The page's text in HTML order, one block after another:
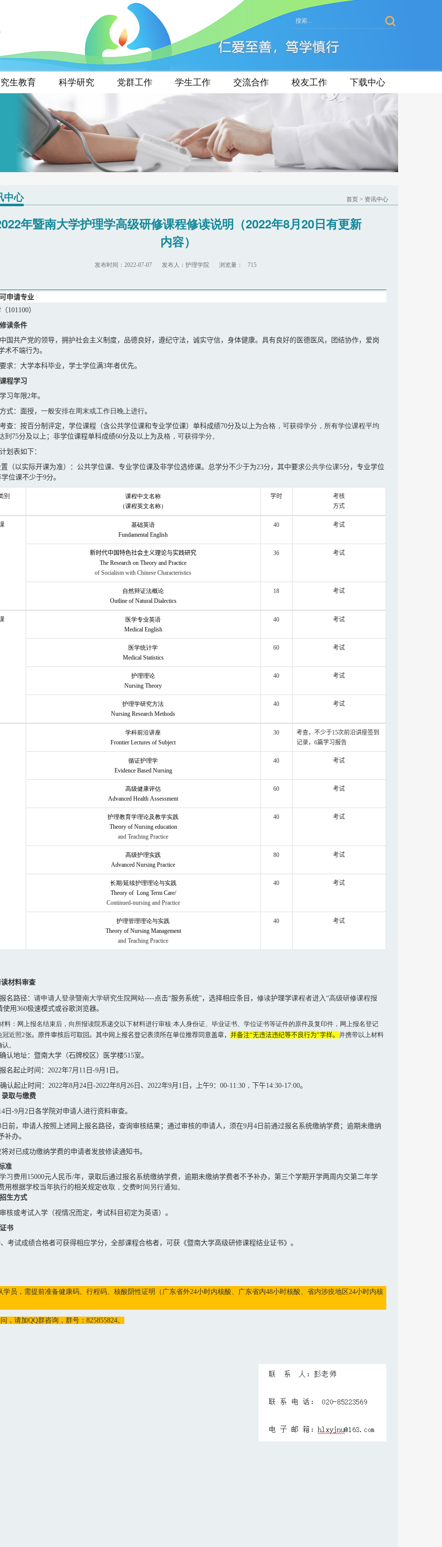
生教育 科学研究 党群工作 学生工作 交流合作 校友工作 下载中心
中心 首页> 资讯中心
年暨南大学护理学高级研修课程修读说明（2022年8月20日有更新
内容）
发布时间：2022-07-07 发布人：护理学院 浏览量： 715
申请专业
101100）
修读条件
国共产党的领导，拥护社会主义制度，品德良好，遵纪守法，诚实守信，身体健康。具有良好的医德医风，团结协作，爱岗
术不端行为。
求：大学本科毕业， 学士学位满3年者优先。
程学习
习年限2年。
式： 面授， 一般安排在周末或工作日晚上进行。
查：按百分制评定，学位课程（含公共学位课和专业学位课）单科成绩70分及以上为合格，可获得学分，所有学位课程平均
到 75分及以上；非学位课程单科成绩60分及以上为及格，可获得学分。
划表如下：
（以实际开课为准）：公共学位课、专业学位课及非学位选修课。总学分不少于为23分，其中要求公共学位课5分，专业学位
位课不少于9分。
别
课程中文名称
（课程英文名称）
学时
考核
方式
基础英语
Fundamental English
40 考试
新时代中国特色社会主义理论与实践研究
The Research on Theory and Practice
of Socialism with Chinese Characteristics
36 考试
自然辩证法概论
Outline of Natural Dialectics
18 考试
医学专业英语
Medical English
40 考试
医学统计学
Medical Statistics
60 考试
护理理论
Nursing Theory
40 考试
护理学研究方法
Nursing Research Methods
40 考试
学科前沿讲座
Frontier Lectures of Subject
30 考查，不少于15次前沿讲座签到
记录， 6篇学习报告
循证护理学
Evidence Based Nursing
40 考试
高级健康评估
Advanced Health Assessment
60 考试
护理教育学理论及教学实践
Theory of Nursing education
and Teaching Practice
40 考试
高级护理实践
Advanced Nursing Practice
80 考试
长期/延续护理理论与实践
Theory of Long Term Care/
Continued-nursing and Practice
40 考试
护理管理理论与实践
Theory of Nursing Management
and Teaching Practice
40 考试
材料审查
名路径： 请申请人登录暨南大学研究生院网站----点击“服务系统”，选择相应条目 ， 修读护理学课程者进入“高级研修课程报
使用360极速模式或谷歌浏览器。
料：网上报名结束后，向所报读院系递交以下材料进行审核:本人身份证、毕业证书、学位证书等证件的原件及复印件，网上报名登记
冠近照2张。 原件审核后可取回。其中网上报名登记表须所在单位推荐同意盖章， 并备注“无违法违纪等不良行为”字样。 并携带以上材料
。
认地址：暨南大学（石牌校区）医学楼515室。
名起止时间： 2022年7月 11 日 -9月 1 日。
认起止时间： 2022年8月 24日 -2022年8月 26日、 2022年9月 1 日，上午9： 00-11:30， 下午14:30-17:00。
录取与缴费
日-9月 2 日各学院对申请人进行资料审查。
日前，申请人按照上述网上报名路径，查询审核结果；通过审核的申请人，须在9月4 日前通过报名系统缴纳学费；逾期未缴纳
补办。
对已成功缴纳学费的申请者发放修读通知书。
准
习费用 15000元人民币/年，录取后通过报名系统缴纳学费，逾期未缴纳学费者不予补办，第三个学期开学两周内交第二年学
用根据学校当年执行的相关规定收取，交费时间另行通知。
生方式
核或考试入学（视情况而定，考试科目初定为英语）。
书
考试成绩合格者可获得相应学分，全部课程合格者，可获《暨南大学高级研修课程结业证书》。
学员，需提前准备健康码、行程码、核酸阴性证明（广东省外24小时内核酸、广东省内48小时核酸、省内涉疫地区24小时内核
，请加QQ群咨询，群号：825855824。